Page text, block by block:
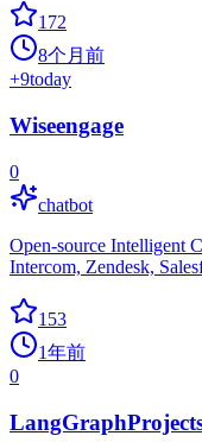
172
8个月前
+9today
Wiseengage
0
chatbot
Open-source Intelligent
Intercom, Zendesk,
153
1年前
0